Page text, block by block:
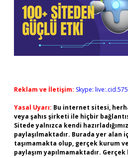
Reklam ve İletişim: Skype:
Yasal Uyarı: Bu internet sitesi,
veya şahıs şirketi ile hiçbir
Sitede yalnızca kendi
paylaşılmaktadır. Burada yer
taşımamakta olup, gerçek kurum
paylaşım yapılmamaktadır.